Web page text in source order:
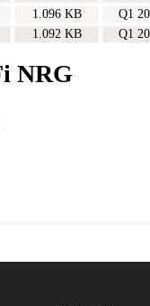
1.096 KB
Q1
1.092 KB Q1
NRG